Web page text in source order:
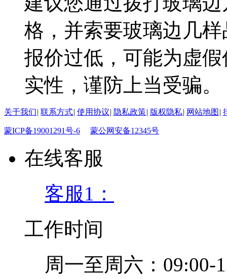
格，并索要玻璃边几
报价过低，可能为虚
实性，谨防上当受骗。
关于我们| 联系方式| 使用协议| 隐私政策| 版权隐私| 网站地图 |
蒙ICP备19001291号-6 蒙公网安备12345号
在线客服
客服1：
工作时间
周一至周六：09:00-